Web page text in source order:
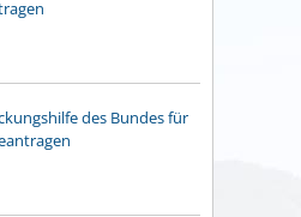
des Bundes für